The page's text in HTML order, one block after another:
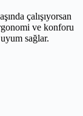
çalışıyorsan
ve konforu
sağlar.